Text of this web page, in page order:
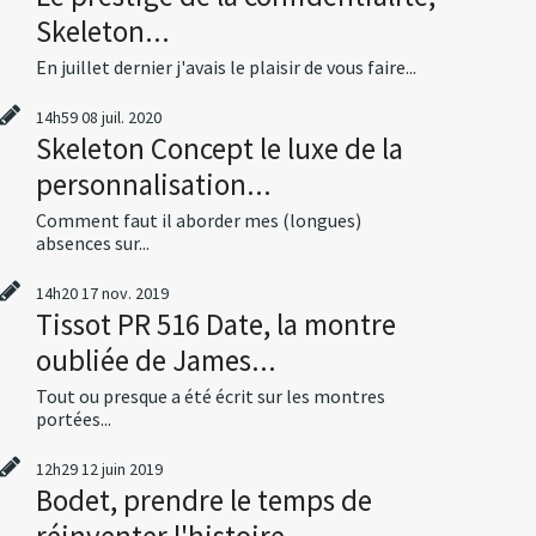
Skeleton...
En juillet dernier j'avais le plaisir de vous faire...
14h5908 juil. 2020
Skeleton Concept le luxe de la
personnalisation...
Comment faut il aborder mes (longues)
absences sur...
14h2017nov. 2019
Tissot PR 516 Date, la montre
oubliée de James...
Tout ou presque a été écrit sur les montres
portées...
12h2912juin 2019
Bodet, prendre le temps de